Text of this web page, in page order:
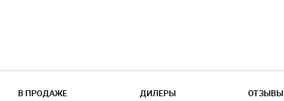
В ПРОДАЖЕ ДИЛЕРЫ ОТЗЫВЫ